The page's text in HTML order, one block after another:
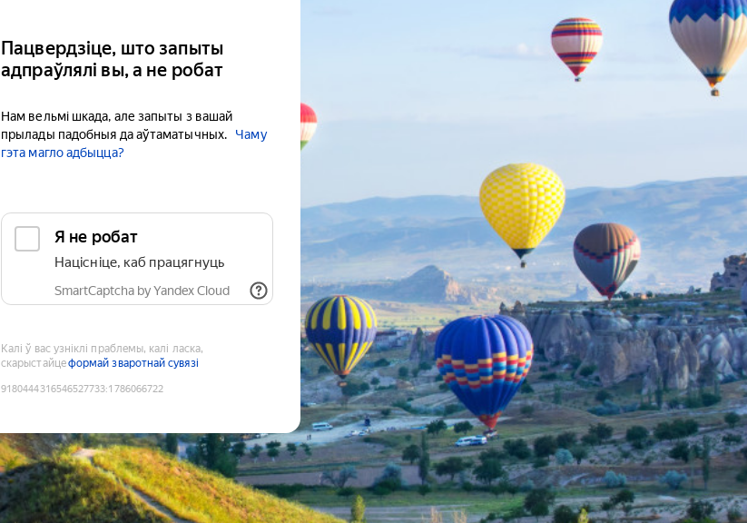
Пацвердзіце, што запыты
адпраўлялі вы, а не робат
Нам вельмі шкада, але запыты з вашай
прылады падобныя да аўтаматычных.
Чаму
гэта магло адбыцца?
Я не робат
Націсніце, каб працягнуць
SmartCaptcha by Yandex Cloud
Калі ў вас узніклі праблемы, калі ласка,
скарыстайцеформай зваротнай сувязі
9180444316546527733:1786066722